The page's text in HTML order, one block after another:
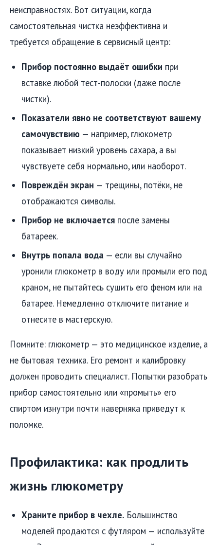
неисправностях. Вот ситуации, когда
самостоятельная чистка неэффективна и
требуется обращение в сервисный центр:
Прибор постоянно выдаёт ошибки при
вставке любой тест-полоски (даже после
чистки).
Показатели явно не соответствуют вашему
самочувствию — например, глюкометр
показывает низкий уровень сахара, а вы
чувствуете себя нормально, или наоборот.
Повреждён экран — трещины, потёки, не
отображаются символы.
Прибор не включается после замены
батареек.
Внутрь попала вода — если вы случайно
уронили глюкометр в воду или промыли его под
краном, не пытайтесь сушить его феном или на
батарее. Немедленно отключите питание и
отнесите в мастерскую.
Помните: глюкометр — это медицинское изделие, а
не бытовая техника. Его ремонт и калибровку
должен проводить специалист. Попытки разобрать
прибор самостоятельно или «промыть» его
спиртом изнутри почти наверняка приведут к
поломке.
Профилактика: как продлить
жизнь глюкометру
Храните прибор в чехле. Большинство
моделей продаются с футляром — используйте